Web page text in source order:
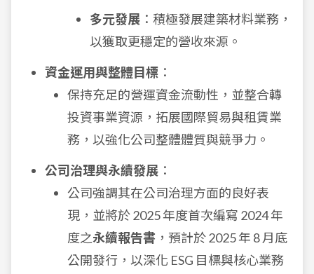
多元發展 ：積極發展建築材料業務，
以獲取更穩定的營收來源。
資金運用與整體目標 ：
保持充足的營運資金流動性，並整合轉
投資事業資源，拓展國際貿易與租賃業
務，以強化公司整體體質與競爭力。
公司治理與永續發展 ：
公司強調其在公司治理方面的良好表
現，並將於 2025 年度首次編寫 2024 年
度之永續報告書 ，預計於 2025 年 8 月底
公開發行，以深化 ESG 目標與核心業務